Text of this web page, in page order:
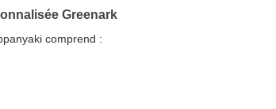
Greenark
comprend :